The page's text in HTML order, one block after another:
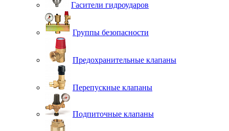
Гасители гидроударов
Группы безопасности
Предохранительные клапаны
Перепускные клапаны
Подпиточные клапаны